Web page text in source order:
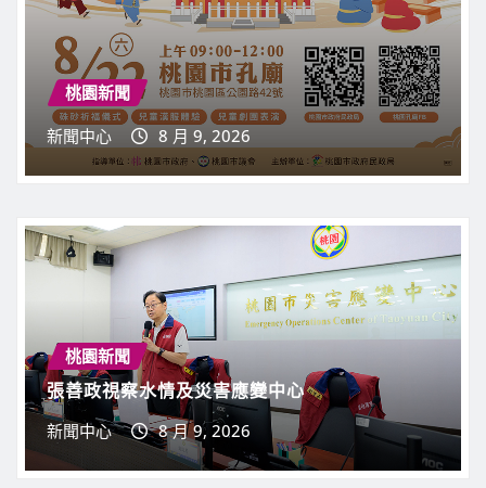
桃園新聞
8 月 9, 2026